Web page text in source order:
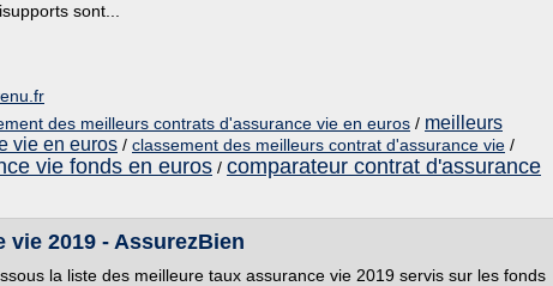
sont...
des meilleurs contrats d'assurance vie en euros / meilleurs
vie en euros / classement des meilleurs contrat d'assurance vie /
vie fonds en euros / comparateur contrat d'assurance
vie 2019 - AssurezBien
la liste des meilleure taux assurance vie 2019 servis sur les fonds